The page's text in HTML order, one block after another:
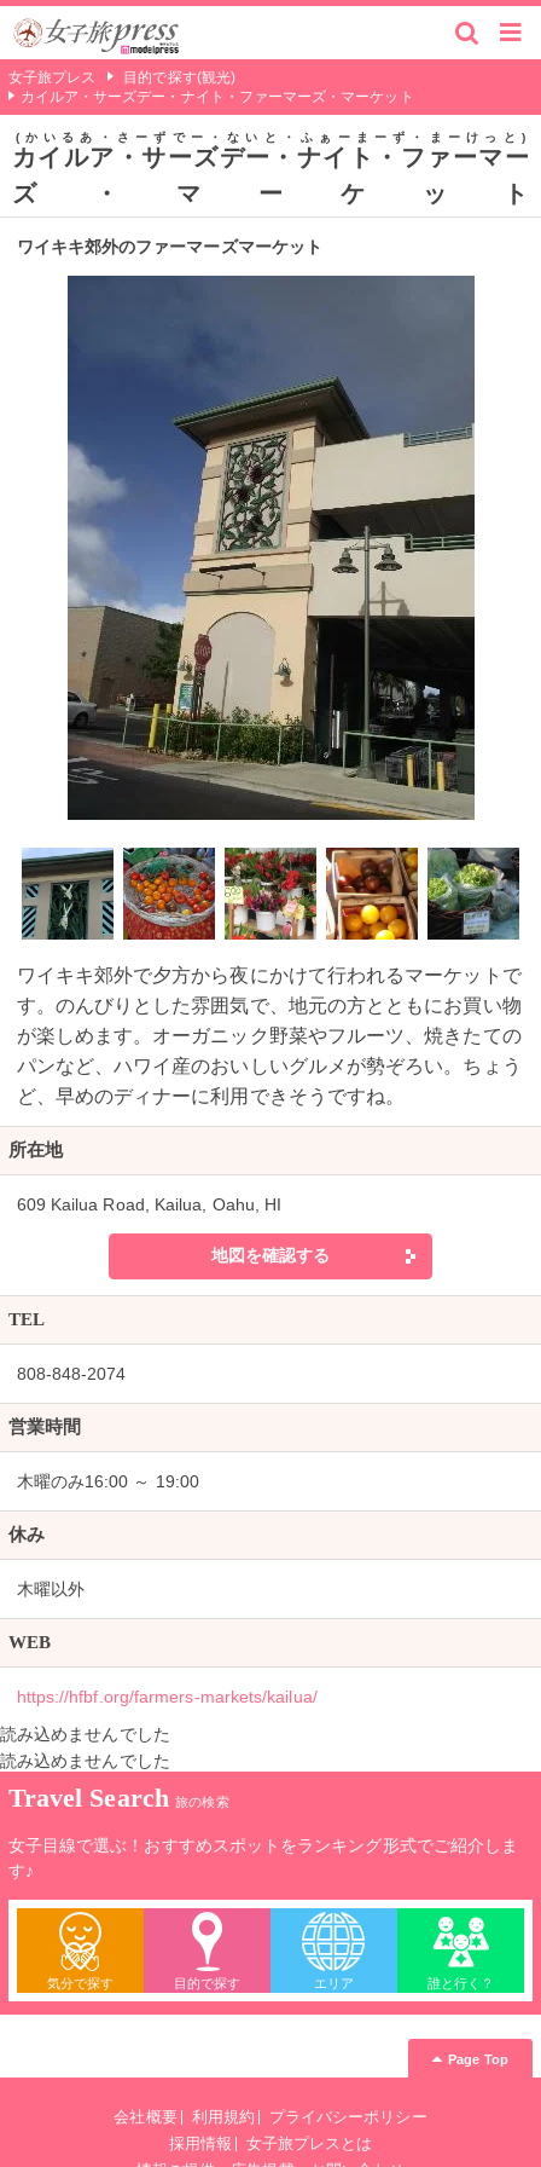
女子旅プレス
目的で探す(観光)
カイルア・サーズデー・ナイト・ファーマーズ・マーケット
カイルア・サーズデー・ナイト・ファーマー
ズ・マーケット
かいるあ・さーずでー・ないと・ふぁーまーず・まーけっと
ワイキキ郊外のファーマーズマーケット
ワイキキ郊外で夕方から夜にかけて行われるマーケットで
す。のんびりとした雰囲気で、地元の方とともにお買い物
が楽しめます。オーガニック野菜やフルーツ、焼きたての
パンなど、ハワイ産のおいしいグルメが勢ぞろい。ちょう
ど、早めのディナーに利用できそうですね。
所在地
609 Kailua Road, Kailua, Oahu, HI
地図を確認する
TEL
808-848-2074
営業時間
木曜のみ16:00 ～ 19:00
休み
木曜以外
WEB
https://hfbf.org/farmers-markets/kailua/
読み込めませんでした
読み込めませんでした
Travel Search 旅の検索
女子目線で選ぶ！おすすめスポットをランキング形式でご紹介しま
す♪
気分で探す 目的で探す エリア 誰と行く？
Page Top
会社概要 利用規約
プライバシーポリシー
採用情報
女子旅プレスとは